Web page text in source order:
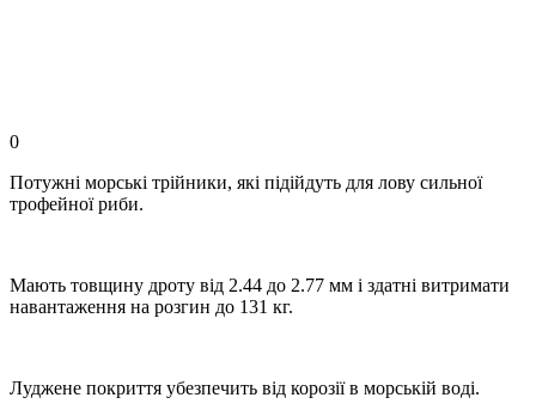
0
Потужні морські трійники, які підійдуть для лову сильної
трофейної риби.
Мають товщину дроту від 2.44 до 2.77 мм і здатні витримати
навантаження на розгин до 131 кг.
Луджене покриття убезпечить від корозії в морській воді.